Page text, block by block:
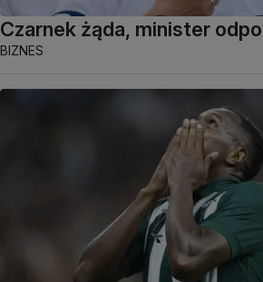
Czarnek żąda, minister
BIZNES